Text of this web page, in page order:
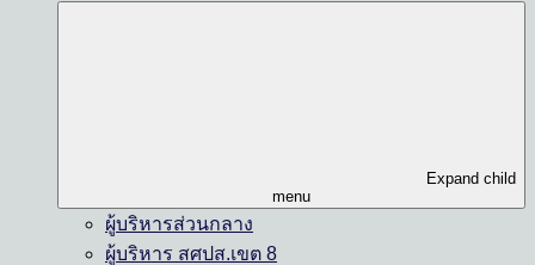
Expand child
menu
ผู้บริหารส่วนกลาง
ผู้บริหาร สศปส.เขต 8